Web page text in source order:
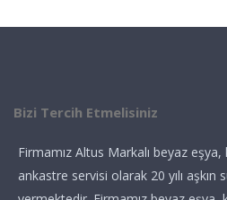
Bizi Tercih Etmelisiniz
Firmamız Altus Markalı beyaz
ankastre servisi olarak 20 yılı